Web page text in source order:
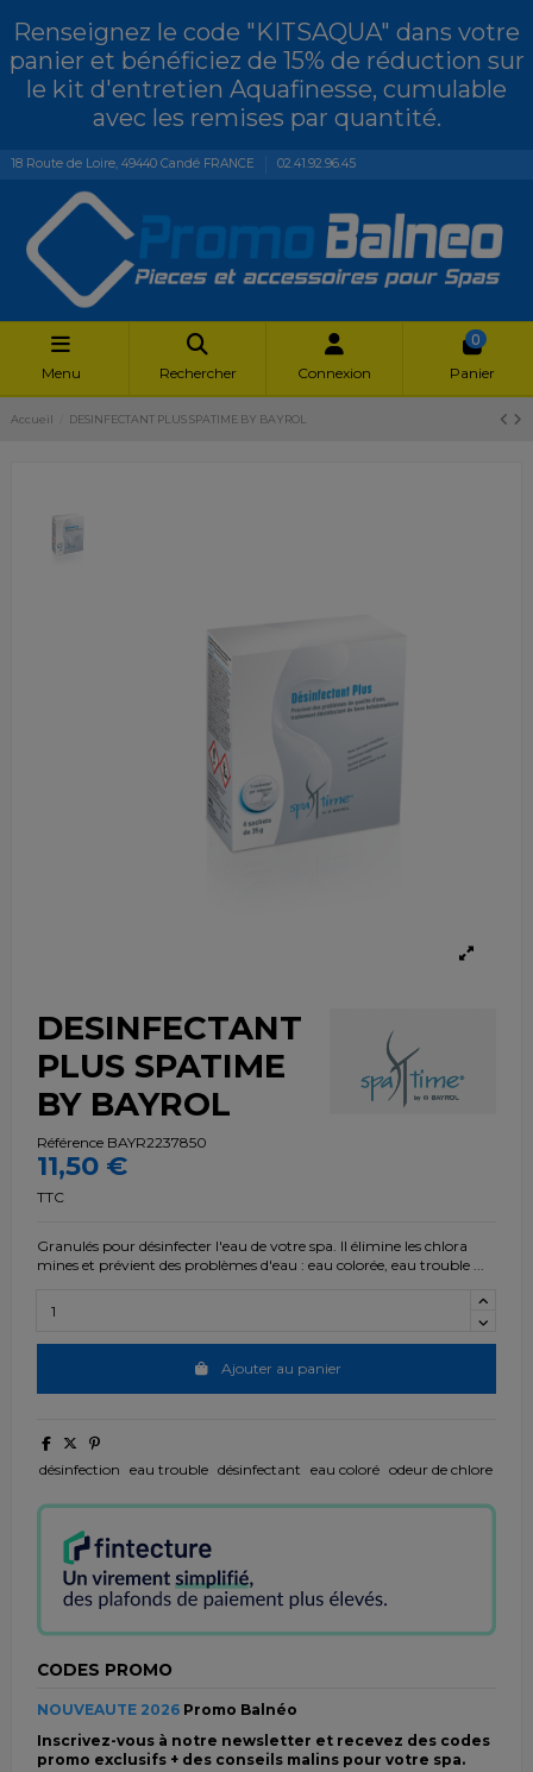
Renseignez le code "KITSAQUA" dans votre
panier et bénéficiez de 15% de réduction sur
le kit d'entretien Aquafinesse, cumulable
avec les remises par quantité.
18 Route de Loire, 49440 Candé FRANCE 02.41.92.96.45
Menu Rechercher Connexion
0
Panier
Accueil DESINFECTANT PLUS SPATIME BY BAYROL
DESINFECTANT
PLUS SPATIME
BY BAYROL
Référence BAYR2237850
11,50 €
TTC
Granulés pour désinfecter l'eau de votre spa. Il élimine les chlora
mines et prévient des problèmes d'eau : eau colorée, eau trouble ...
Ajouter au panier
désinfection eau trouble désinfectant eau coloré odeur de chlore
CODES PROMO
NOUVEAUTE 2026 Promo Balnéo
Inscrivez-vous à notre newsletter et recevez des codes
promo exclusifs + des conseils malins pour votre spa.